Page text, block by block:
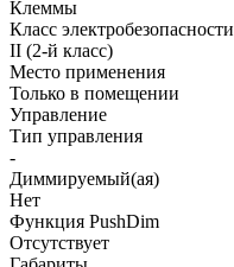
Клеммы
Класс электробезопасности
II (2-й класс)
Место применения
Только в помещении
Управление
Тип управления
-
Диммируемый(ая)
Нет
Функция PushDim
Отсутствует